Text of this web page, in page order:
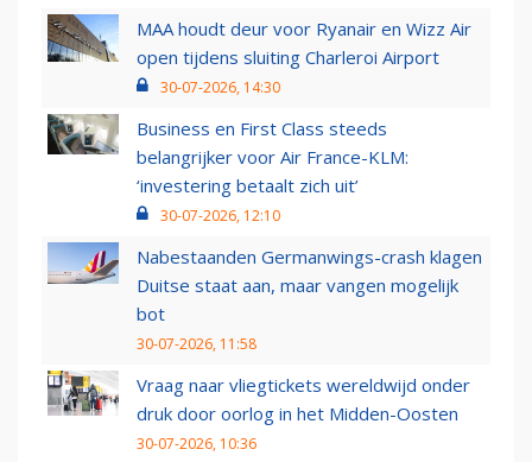
MAA houdt deur voor Ryanair en Wizz Air
open tijdens sluiting Charleroi Airport
30-07-2026, 14:30
Business en First Class steeds
belangrijker voor Air France-KLM:
‘investering betaalt zich uit’
30-07-2026, 12:10
Nabestaanden Germanwings-crash klagen
Duitse staat aan, maar vangen mogelijk
bot
30-07-2026, 11:58
Vraag naar vliegtickets wereldwijd onder
druk door oorlog in het Midden-Oosten
30-07-2026, 10:36